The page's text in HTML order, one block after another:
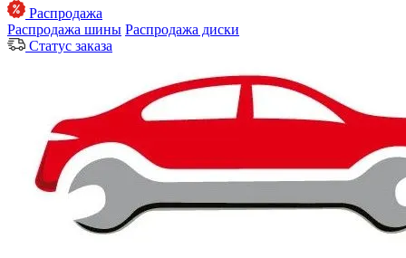
Распродажа
Распродажа шины Распродажа диски
Статус заказа